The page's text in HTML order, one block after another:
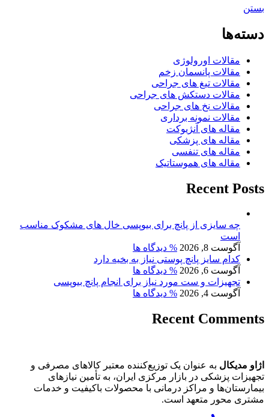
بستن
دسته‌ها
مقالات اورولوژی
مقالات پانسمان زخم
مقالات تیغ های جراحی
مقالات دستکش های جراحی
مقالات نخ های جراحی
مقالات نمونه برداری
مقاله های آنژیوکت
مقاله های پزشکی
مقاله های تنفسی
مقاله های هموستاتیک
Recent Posts
چه سایزی از پانچ برای بیوپسی خال‌ های مشکوک مناسب
است
آگوست 8, 2026
% دیدگاه ها
کدام سایز پانچ پوستی نیاز به بخیه دارد
آگوست 6, 2026
% دیدگاه ها
تجهیزات و ست مورد نیاز برای انجام پانچ بیوپسی
آگوست 4, 2026
% دیدگاه ها
Recent Comments
اژاو مدیکال به عنوان یک توزیع‌کننده معتبر کالاهای مصرفی و
تجهیزات پزشکی در بازار مرکزی ایران، به تأمین نیازهای
بیمارستان‌ها و مراکز درمانی با محصولات باکیفیت و خدمات
مشتری محور متعهد است.